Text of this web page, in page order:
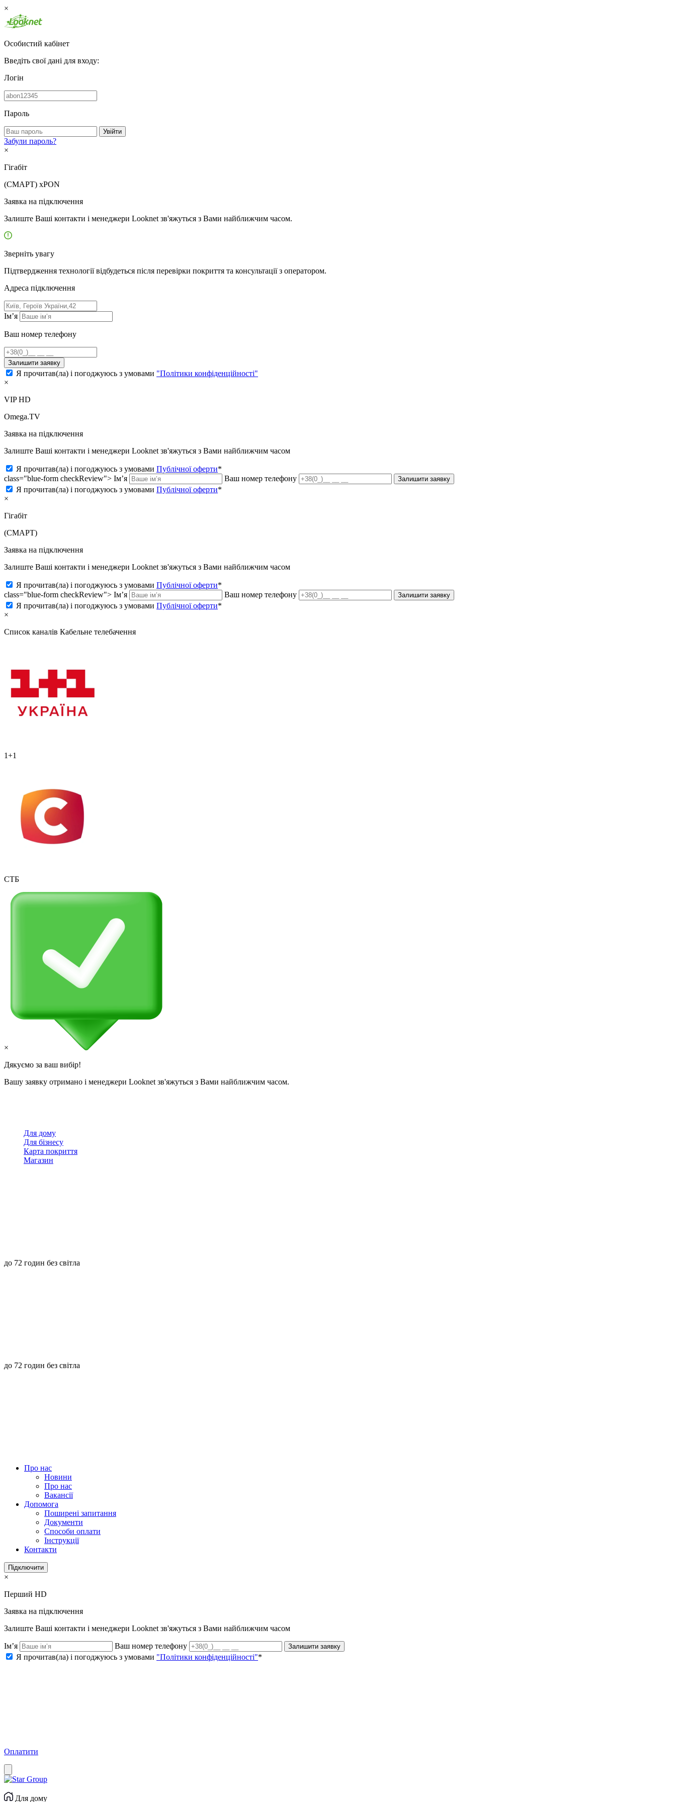
×
Особистий кабінет
Введіть свої дані для входу:
Логін
Пароль
Увійти
Забули пароль?
×
Гігабіт
(СМАРТ) xPON
Заявка на підключення
Залиште Ваші контакти і менеджери Looknet зв'яжуться з Вами найближчим часом.
Зверніть увагу
Підтвердження технології відбудеться після перевірки покриття та консультації з оператором.
Адресa підключення
Ім’я
Ваш номер телефону
Залишити заявку
Я прочитав(ла) і погоджуюсь з умовами "Політики конфіденційності"
×
VIP HD
Omega.TV
Заявка на підключення
Залиште Ваші контакти і менеджери Looknet зв'яжуться з Вами найближчим часом
Я прочитав(ла) і погоджуюсь з умовами Публічної оферти*
class="blue-form checkReview"> Ім’я Ваш номер телефону Залишити заявку
Я прочитав(ла) і погоджуюсь з умовами Публічної оферти*
×
Гігабіт
(СМАРТ)
Заявка на підключення
Залиште Ваші контакти і менеджери Looknet зв'яжуться з Вами найближчим часом
Я прочитав(ла) і погоджуюсь з умовами Публічної оферти*
class="blue-form checkReview"> Ім’я Ваш номер телефону Залишити заявку
Я прочитав(ла) і погоджуюсь з умовами Публічної оферти*
×
Список каналів Кабельне телебачення
1+1
СТБ
×
Дякуємо за ваш вибір!
Вашу заявку отримано і менеджери Looknet зв'яжуться з Вами найближчим часом.
Для дому
Для бізнесу
Карта покриття
Магазин
до 72 годин без світла
до 72 годин без світла
Про нас
Новини
Про нас
Вакансії
Допомога
Поширені запитання
Документи
Способи оплати
Інструкції
Контакти
Підключити
×
Перший HD
Заявка на підключення
Залиште Ваші контакти і менеджери Looknet зв'яжуться з Вами найближчим часом
Ім’я Ваш номер телефону Залишити заявку
Я прочитав(ла) і погоджуюсь з умовами "Політики конфіденційності"*
Оплатити
Для дому